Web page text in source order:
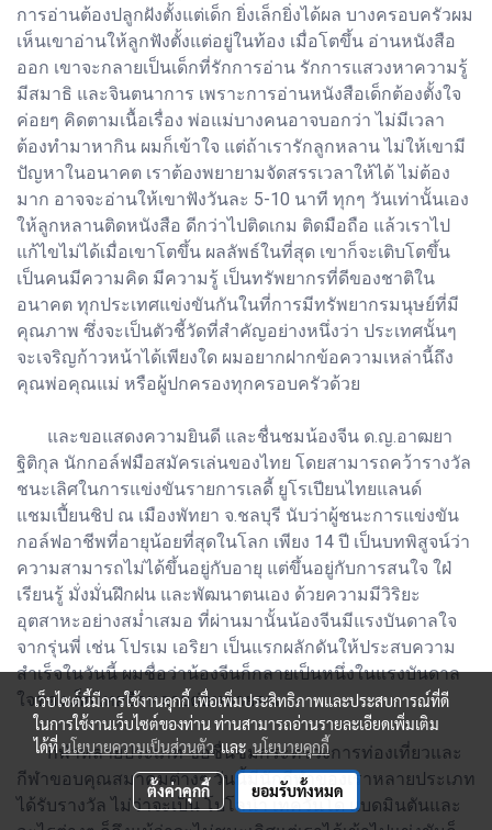
การอ่านต้องปลูกฝังตั้งแต่เด็ก ยิ่งเล็กยิ่งได้ผล บางครอบครัวผม
เห็นเขาอ่านให้ลูกฟังตั้งแต่อยู่ในท้อง เมื่อโตขึ้น อ่านหนังสือ
ออก เขาจะกลายเป็นเด็กที่รักการอ่าน รักการแสวงหาความรู้
มีสมาธิ และจินตนาการ เพราะการอ่านหนังสือเด็กต้องตั้งใจ
ค่อยๆ คิดตามเนื้อเรื่อง พ่อแม่บางคนอาจบอกว่า ไม่มีเวลา
ต้องทำมาหากิน ผมก็เข้าใจ แต่ถ้าเรารักลูกหลาน ไม่ให้เขามี
ปัญหาในอนาคต เราต้องพยายามจัดสรรเวลาให้ได้ ไม่ต้อง
มาก อาจจะอ่านให้เขาฟังวันละ 5-10 นาที ทุกๆ วันเท่านั้นเอง
ให้ลูกหลานติดหนังสือ ดีกว่าไปติดเกม ติดมือถือ แล้วเราไป
แก้ไขไม่ได้เมื่อเขาโตขึ้น ผลลัพธ์ในที่สุด เขาก็จะเติบโตขึ้น
เป็นคนมีความคิด มีความรู้ เป็นทรัพยากรที่ดีของชาติใน
อนาคต ทุกประเทศแข่งขันกันในที่การมีทรัพยากรมนุษย์ที่มี
คุณภาพ ซึ่งจะเป็นตัวชี้วัดที่สำคัญอย่างหนึ่งว่า ประเทศนั้นๆ
จะเจริญก้าวหน้าได้เพียงใด ผมอยากฝากข้อความเหล่านี้ถึง
คุณพ่อคุณแม่ หรือผู้ปกครองทุกครอบครัวด้วย
และขอแสดงความยินดี และชื่นชมน้องจีน ด.ญ.อาฒยา
ฐิติกุล นักกอล์ฟมือสมัครเล่นของไทย โดยสามารถคว้ารางวัล
ชนะเลิศในการแข่งขันรายการเลดี้ ยูโรเปียนไทยแลนด์
แชมเปี้ยนชิป ณ เมืองพัทยา จ.ชลบุรี นับว่าผู้ชนะการแข่งขัน
กอล์ฟอาชีพที่อายุน้อยที่สุดในโลก เพียง 14 ปี เป็นบทพิสูจน์ว่า
ความสามารถไม่ได้ขึ้นอยู่กับอายุ แต่ขึ้นอยู่กับการสนใจ ใฝ่
เรียนรู้ มั่งมั่นฝึกฝน และพัฒนาตนเอง ด้วยความมีวิริยะ
อุตสาหะอย่างสม่ำเสมอ ที่ผ่านมานั้นน้องจีนมีแรงบันดาลใจ
จากรุ่นพี่ เช่น โปรเม เอริยา เป็นแรกผลักดันให้ประสบความ
สำเร็จในวันนี้ ผมชื่อว่าน้องจีนก็กลายเป็นหนึ่งในแรงบันดาล
ใจของเด็กไทยอีกหลายต่อหลายคน
กีฬาหลายประเภท ขอชื่นชมกระทรวงการท่องเที่ยวและ
กีฬาขอบคุณสมาคมต่างๆ วันนี้มีนักกีฬาของเราหลายประเภท
ได้รับรางวัล ไม่ว่าจะเป็น โปโลน้ำ เทควันโด แบดมินตันและ
เว็บไซต์นี้มีการใช้งานคุกกี้ เพื่อเพิ่มประสิทธิภาพและประสบการณ์ที่ดี
ในการใช้งานเว็บไซต์ของท่าน ท่านสามารถอ่านรายละเอียดเพิ่มเติม
ได้ที่นโยบายความเป็นส่วนตัวและนโยบายคุกกี้
ตั้งค่าคุกกี้ ยอมรับทั้งหมด